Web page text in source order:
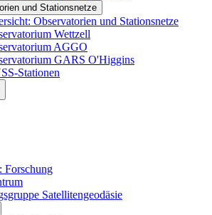
und Stationsnetze
Observatorien und Stationsnetze
Wettzell
AGGO
GARS O'Higgins
Stationen
Forschung
Satellitengeodäsie